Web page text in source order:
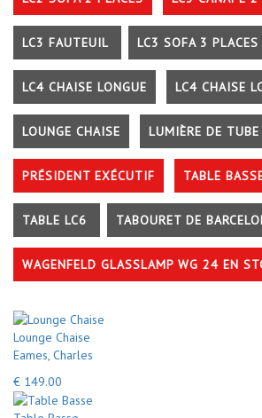
LC3 FAUTEUIL LC3 SOFA 3 PLACES
LC4 CHAISE LONGUE LC4 CHAISE
LOUNGE CHAISE LUMIÈRE DE TUBE
PRÉSIDENT EXÉCUTIF TABLE
TABLE LC6 TABOURET DE
WAGENFELD GLASSLAMP WG 24 EN
Lounge Chaise
Eames, Charles
€ 149.00